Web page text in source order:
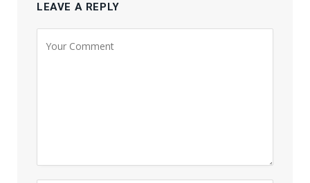
LEAVE A REPLY